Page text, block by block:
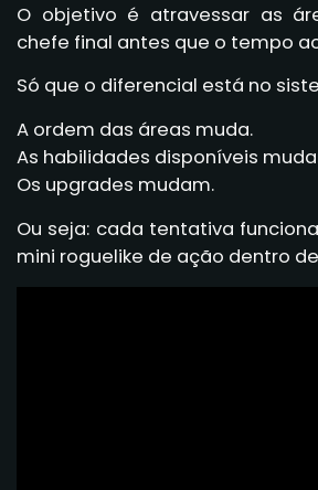
O objetivo é atravessar as
chefe final antes que o tempo
Só que o diferencial está no
A ordem das áreas muda.
As habilidades disponíveis
Os upgrades mudam.
Ou seja: cada tentativa
mini roguelike de ação dentro de